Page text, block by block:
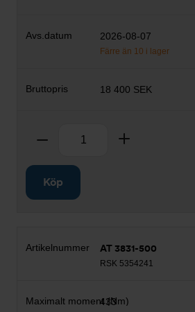
2026-08-07
Färre än 10 i lager
18 400 SEK
Ta bort
Köp
AT 3831-500
RSK 5354241
433